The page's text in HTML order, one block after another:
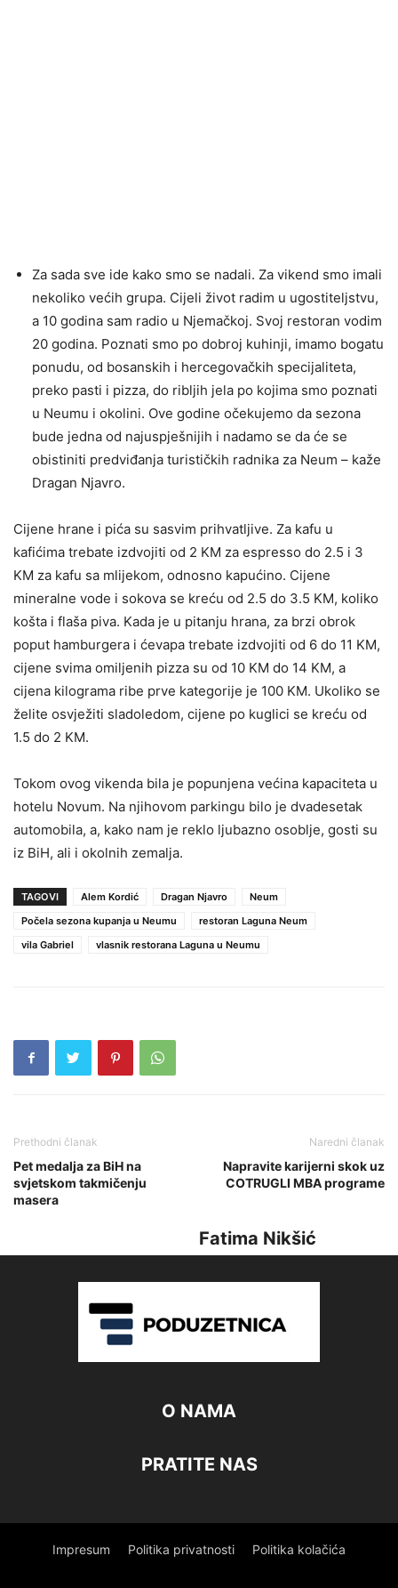
Za sada sve ide kako smo se nadali. Za vikend smo imali
nekoliko većih grupa. Cijeli život radim u ugostiteljstvu,
a 10 godina sam radio u Njemačkoj. Svoj restoran vodim
20 godina. Poznati smo po dobroj kuhinji, imamo bogatu
ponudu, od bosanskih i hercegovačkih specijaliteta,
preko pasti i pizza, do ribljih jela po kojima smo poznati
u Neumu i okolini. Ove godine očekujemo da sezona
bude jedna od najuspješnijih i nadamo se da će se
obistiniti predviđanja turističkih radnika za Neum – kaže
Dragan Njavro.
Cijene hrane i pića su sasvim prihvatljive. Za kafu u
kafićima trebate izdvojiti od 2 KM za espresso do 2.5 i 3
KM za kafu sa mlijekom, odnosno kapućino. Cijene
mineralne vode i sokova se kreću od 2.5 do 3.5 KM, koliko
košta i flaša piva. Kada je u pitanju hrana, za brzi obrok
poput hamburgera i ćevapa trebate izdvojiti od 6 do 11 KM,
cijene svima omiljenih pizza su od 10 KM do 14 KM, a
cijena kilograma ribe prve kategorije je 100 KM. Ukoliko se
želite osvježiti sladoledom, cijene po kuglici se kreću od
1.5 do 2 KM.
Tokom ovog vikenda bila je popunjena većina kapaciteta u
hotelu Novum. Na njihovom parkingu bilo je dvadesetak
automobila, a, kako nam je reklo ljubazno osoblje, gosti su
iz BiH, ali i okolnih zemalja.
TAGOVI Alem Kordić Dragan Njavro
Neum
Počela sezona kupanja u Neumu
restoran Laguna Neum
vila Gabriel
vlasnik restorana Laguna u Neumu
Prethodni članak
Pet medalja za BiH na
svjetskom takmičenju
masera
Naredni članak
Napravite karijerni skok uz
COTRUGLI MBA programe
Fatima Nikšić
O NAMA
PRATITE NAS
Impresum Politika privatnosti Politika kolačića